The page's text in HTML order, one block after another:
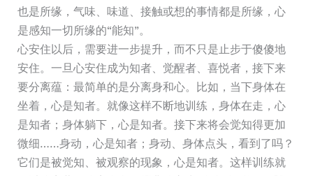
也是所缘，气味、味道、接触或想的事情都是所缘，心
是感知一切所缘的“能知”。
心安住以后，需要进一步提升，而不只是止步于傻傻地
安住。一旦心安住成为知者、觉醒者、喜悦者，接下来
要分离蕴：最简单的是分离身和心。比如，当下身体在
坐着，心是知者。就像这样不断地训练，身体在走，心
是知者；身体躺下，心是知者。接下来将会觉知得更加
微细……身动，心是知者；身动、身体点头，看到了吗？
它们是被觉知、被观察的现象，心是知者。这样训练就